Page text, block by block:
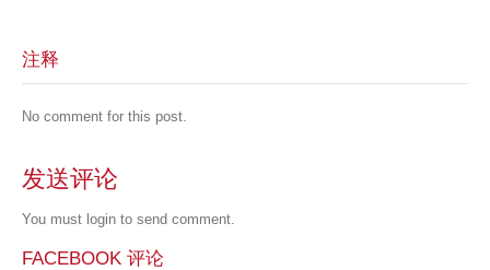
注释
No comment for this post.
发送评论
You must login to send comment.
FACEBOOK 评论